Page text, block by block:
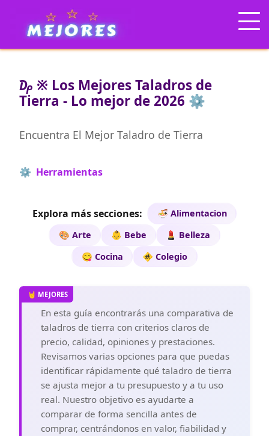
₯ ※ Los Mejores Taladros de
Tierra - Lo mejor de 2026 ⚙️
Encuentra El Mejor Taladro de Tierra
⚙️ Herramientas
Explora más secciones:
🍜 Alimentacion
🎨 Arte
👶 Bebe
💄 Belleza
😋 Cocina
🚸 Colegio
En esta guía encontrarás una comparativa de
taladros de tierra con criterios claros de
precio, calidad, opiniones y prestaciones.
Revisamos varias opciones para que puedas
identificar rápidamente qué taladro de tierra
se ajusta mejor a tu presupuesto y a tu uso
real. Nuestro objetivo es ayudarte a
comparar de forma sencilla antes de
comprar, centrándonos en valor, fiabilidad y